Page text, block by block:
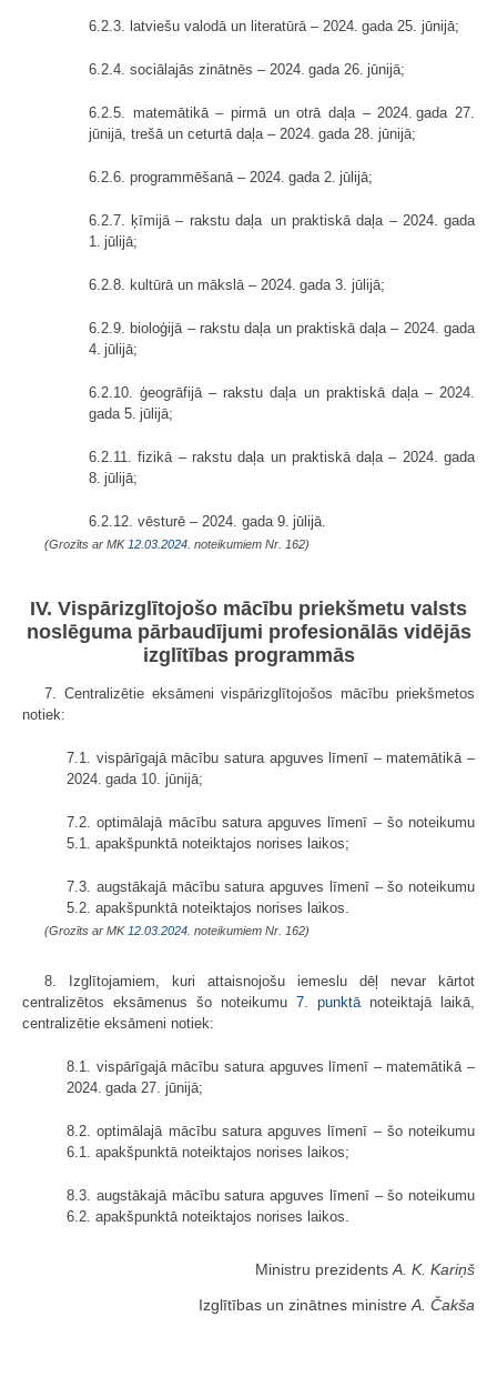
6.2.3. latviešu valodā un literatūrā – 2024. gada 25. jūnijā;
6.2.4. sociālajās zinātnēs – 2024. gada 26. jūnijā;
6.2.5. matemātikā – pirmā un otrā daļa – 2024. gada 27.
jūnijā, trešā un ceturtā daļa – 2024. gada 28. jūnijā;
6.2.6. programmēšanā – 2024. gada 2. jūlijā;
6.2.7. ķīmijā – rakstu daļa un praktiskā daļa – 2024. gada
1. jūlijā;
6.2.8. kultūrā un mākslā – 2024. gada 3. jūlijā;
6.2.9. bioloģijā – rakstu daļa un praktiskā daļa – 2024. gada
4. jūlijā;
6.2.10. ģeogrāfijā – rakstu daļa un praktiskā daļa – 2024.
gada 5. jūlijā;
6.2.11. fizikā – rakstu daļa un praktiskā daļa – 2024. gada
8. jūlijā;
6.2.12. vēsturē – 2024. gada 9. jūlijā.
(Grozīts ar MK 12.03.2024. noteikumiem Nr. 162)
IV. Vispārizglītojošo mācību priekšmetu valsts
noslēguma pārbaudījumi profesionālās vidējās
izglītības programmās
7. Centralizētie eksāmeni vispārizglītojošos mācību priekšmetos
notiek:
7.1. vispārīgajā mācību satura apguves līmenī – matemātikā –
2024. gada 10. jūnijā;
7.2. optimālajā mācību satura apguves līmenī – šo noteikumu
5.1. apakšpunktā noteiktajos norises laikos;
7.3. augstākajā mācību satura apguves līmenī – šo noteikumu
5.2. apakšpunktā noteiktajos norises laikos.
(Grozīts ar MK 12.03.2024. noteikumiem Nr. 162)
8. Izglītojamiem, kuri attaisnojošu iemeslu dēļ nevar kārtot
centralizētos eksāmenus šo noteikumu 7. punktānoteiktajā laikā,
centralizētie eksāmeni notiek:
8.1. vispārīgajā mācību satura apguves līmenī – matemātikā –
2024. gada 27. jūnijā;
8.2. optimālajā mācību satura apguves līmenī – šo noteikumu
6.1. apakšpunktā noteiktajos norises laikos;
8.3. augstākajā mācību satura apguves līmenī – šo noteikumu
6.2. apakšpunktā noteiktajos norises laikos.
Ministru prezidents A. K. Kariņš
Izglītības un zinātnes ministre A. Čakša